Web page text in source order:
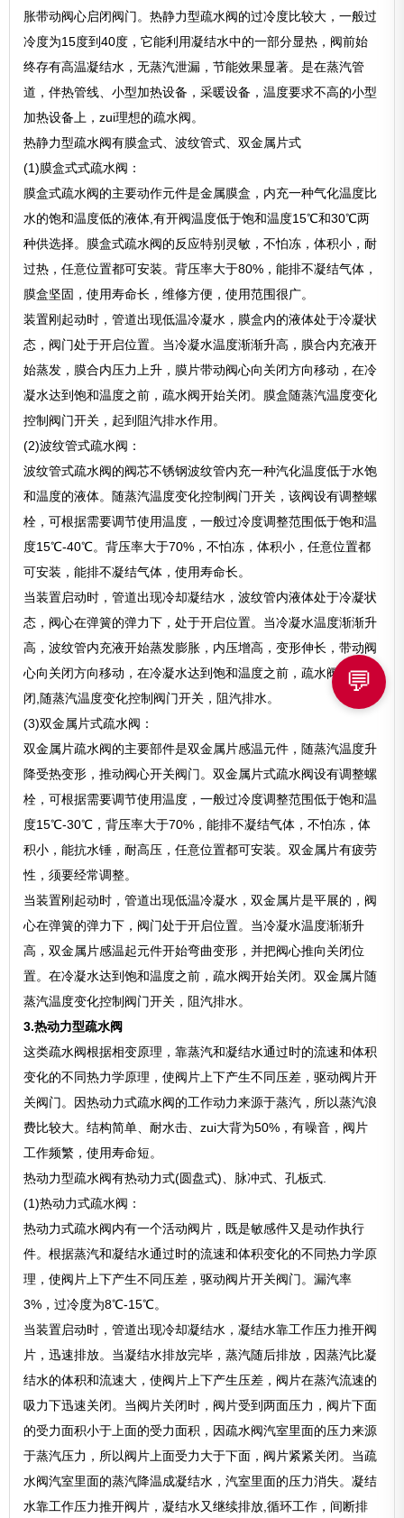
胀带动阀心启闭阀门。热静力型疏水阀的过冷度比较大，一般过
冷度为15度到40度，它能利用凝结水中的一部分显热，阀前始
终存有高温凝结水，无蒸汽泄漏，节能效果显著。是在蒸汽管
道，伴热管线、小型加热设备，采暖设备，温度要求不高的小型
加热设备上，zui理想的疏水阀。
热静力型疏水阀有膜盒式、波纹管式、双金属片式
(1)膜盒式式疏水阀：
膜盒式疏水阀的主要动作元件是金属膜盒，内充一种气化温度比
水的饱和温度低的液体,有开阀温度低于饱和温度15℃和30℃两
种供选择。膜盒式疏水阀的反应特别灵敏，不怕冻，体积小，耐
过热，任意位置都可安装。背压率大于80%，能排不凝结气体，
膜盒坚固，使用寿命长，维修方便，使用范围很广。
装置刚起动时，管道出现低温冷凝水，膜盒内的液体处于冷凝状
态，阀门处于开启位置。当冷凝水温度渐渐升高，膜合内充液开
始蒸发，膜合内压力上升，膜片带动阀心向关闭方向移动，在冷
凝水达到饱和温度之前，疏水阀开始关闭。膜盒随蒸汽温度变化
控制阀门开关，起到阻汽排水作用。
(2)波纹管式疏水阀：
波纹管式疏水阀的阀芯不锈钢波纹管内充一种汽化温度低于水饱
和温度的液体。随蒸汽温度变化控制阀门开关，该阀设有调整螺
栓，可根据需要调节使用温度，一般过冷度调整范围低于饱和温
度15℃-40℃。背压率大于70%，不怕冻，体积小，任意位置都
可安装，能排不凝结气体，使用寿命长。
当装置启动时，管道出现冷却凝结水，波纹管内液体处于冷凝状
态，阀心在弹簧的弹力下，处于开启位置。当冷凝水温度渐渐升
高，波纹管内充液开始蒸发膨胀，内压增高，变形伸长，带动阀
心向关闭方向移动，在冷凝水达到饱和温度之前，疏水阀开始关
闭,随蒸汽温度变化控制阀门开关，阻汽排水。
(3)双金属片式疏水阀：
双金属片疏水阀的主要部件是双金属片感温元件，随蒸汽温度升
降受热变形，推动阀心开关阀门。双金属片式疏水阀设有调整螺
栓，可根据需要调节使用温度，一般过冷度调整范围低于饱和温
度15℃-30℃，背压率大于70%，能排不凝结气体，不怕冻，体
积小，能抗水锤，耐高压，任意位置都可安装。双金属片有疲劳
性，须要经常调整。
当装置刚起动时，管道出现低温冷凝水，双金属片是平展的，阀
心在弹簧的弹力下，阀门处于开启位置。当冷凝水温度渐渐升
高，双金属片感温起元件开始弯曲变形，并把阀心推向关闭位
置。在冷凝水达到饱和温度之前，疏水阀开始关闭。双金属片随
蒸汽温度变化控制阀门开关，阻汽排水。
3.热动力型疏水阀
这类疏水阀根据相变原理，靠蒸汽和凝结水通过时的流速和体积
变化的不同热力学原理，使阀片上下产生不同压差，驱动阀片开
关阀门。因热动力式疏水阀的工作动力来源于蒸汽，所以蒸汽浪
费比较大。结构简单、耐水击、zui大背为50%，有噪音，阀片
工作频繁，使用寿命短。
热动力型疏水阀有热动力式(圆盘式)、脉冲式、孔板式.
(1)热动力式疏水阀：
热动力式疏水阀内有一个活动阀片，既是敏感件又是动作执行
件。根据蒸汽和凝结水通过时的流速和体积变化的不同热力学原
理，使阀片上下产生不同压差，驱动阀片开关阀门。漏汽率
3%，过冷度为8℃-15℃。
当装置启动时，管道出现冷却凝结水，凝结水靠工作压力推开阀
片，迅速排放。当凝结水排放完毕，蒸汽随后排放，因蒸汽比凝
结水的体积和流速大，使阀片上下产生压差，阀片在蒸汽流速的
吸力下迅速关闭。当阀片关闭时，阀片受到两面压力，阀片下面
的受力面积小于上面的受力面积，因疏水阀汽室里面的压力来源
于蒸汽压力，所以阀片上面受力大于下面，阀片紧紧关闭。当疏
水阀汽室里面的蒸汽降温成凝结水，汽室里面的压力消失。凝结
水靠工作压力推开阀片，凝结水又继续排放,循环工作，间断排
💬